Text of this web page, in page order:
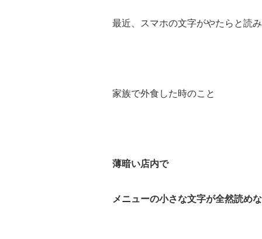
最近、スマホの文字がやたらと読
家族で外食した時のこと
薄暗い店内で
メニューの小さな文字が全然読め